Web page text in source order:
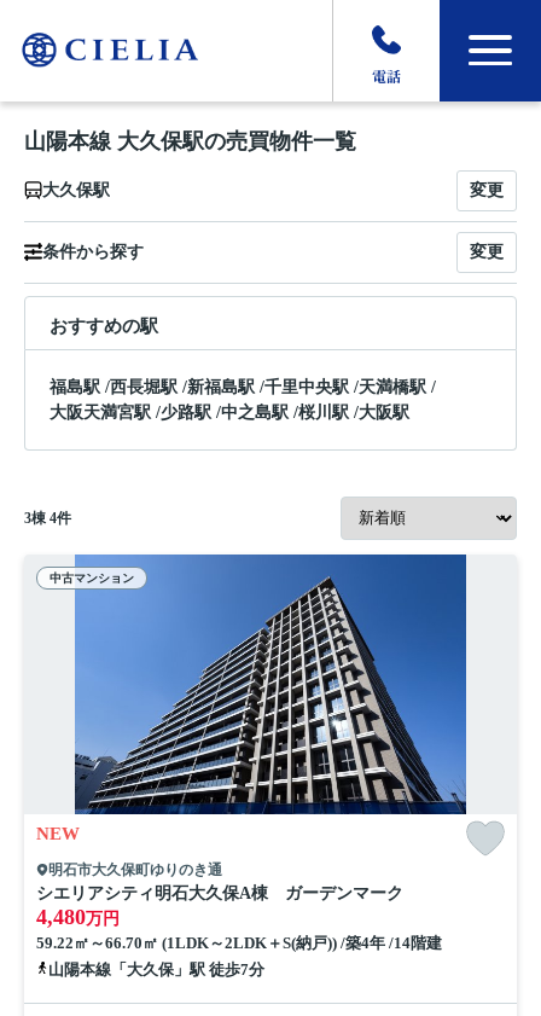
電話
山陽本線 大久保駅の売買物件一覧
大久保駅 変更
条件から探す 変更
おすすめの駅
福島駅 /西長堀駅 /新福島駅 /千里中央駅 /天満橋駅 /
大阪天満宮駅 /少路駅 /中之島駅 /桜川駅 /大阪駅
3棟 4件
中古マンション
NEW
明石市大久保町ゆりのき通
シエリアシティ明石大久保A棟 ガーデンマーク
4,480万円
59.22㎡～66.70㎡ (1LDK～2LDK＋S(納戸)) /築4年 /14階建
山陽本線「大久保」駅 徒歩7分